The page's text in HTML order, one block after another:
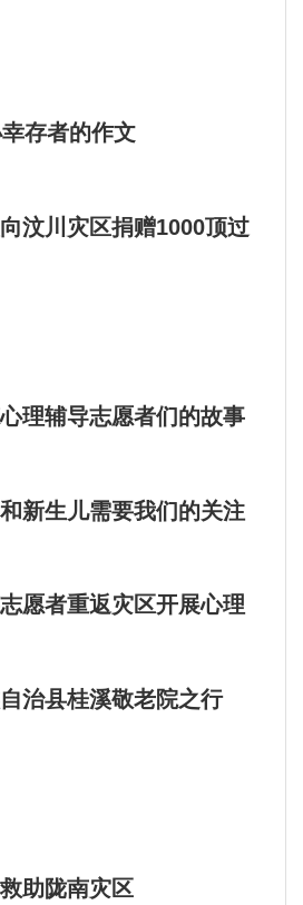
存者的作文
汶川灾区捐赠1000顶过
理辅导志愿者们的故事
新生儿需要我们的关注
愿者重返灾区开展心理
治县桂溪敬老院之行
助陇南灾区